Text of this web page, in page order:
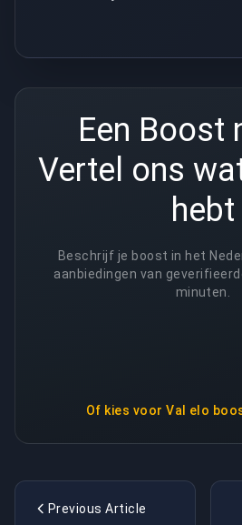
Een Boost
Vertel ons
hebt
Beschrijf je boost in het
aanbiedingen van
minuten.
Of kies voor Val elo
Previous Article